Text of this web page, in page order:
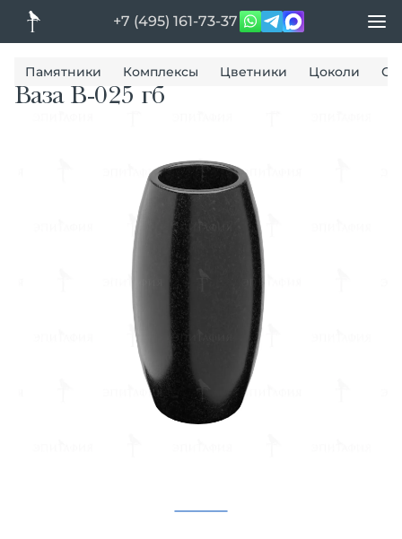
+7 (495) 161-73-37
Памятники Комплексы Цветники Цоколи
Ваза В-025 гб